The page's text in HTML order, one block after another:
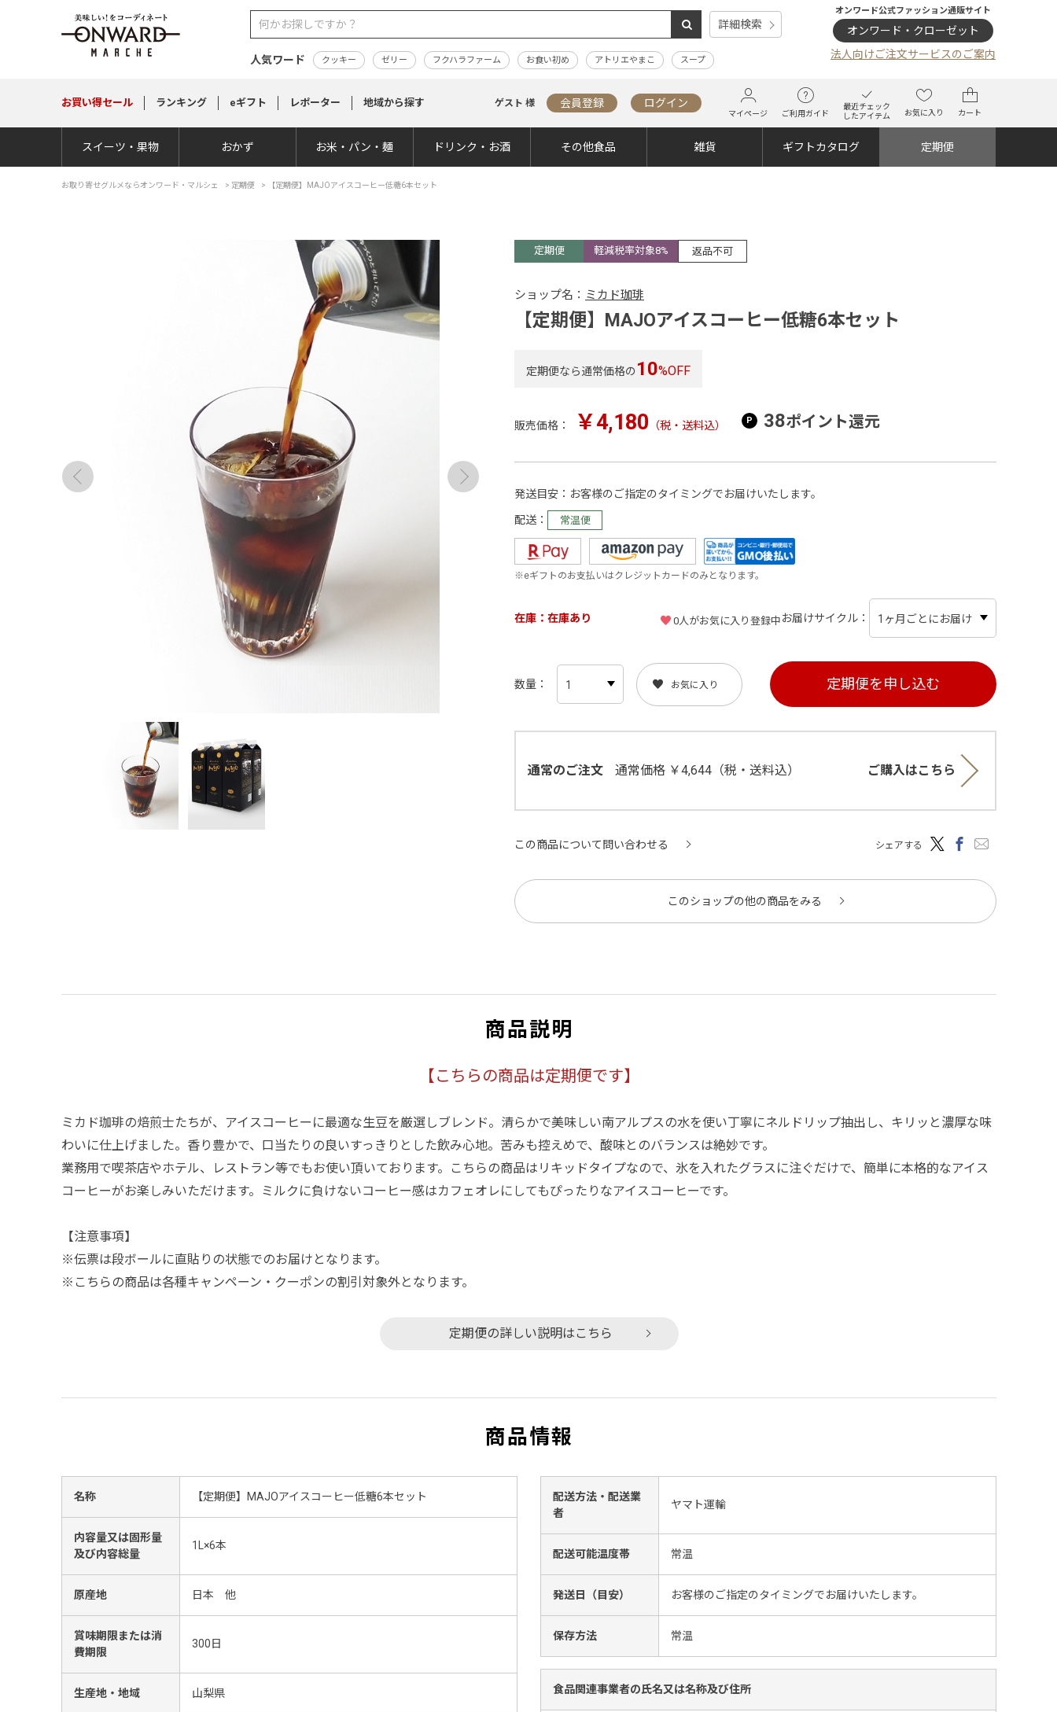
詳細検索
人気ワード クッキー ゼリー フクハラファーム お食い初め アトリエやまこ スープ
オンワード公式ファッション通販サイト
オンワード・クローゼット
法人向けご注文サービスのご案内
お買い得セール ランキング eギフト レポーター 地域から探す ゲスト 様 会員登録 ログイン
マイページ ご利用ガイド
最近チェック
したアイテム
お気に入り カート
スイーツ・果物 おかず お米・パン・麺 ドリンク・お酒 その他食品 雑貨 ギフトカタログ 定期便
お取り寄せグルメならオンワード・マルシェ > 定期便 > 【定期便】MAJOアイスコーヒー低糖6本セット
定期便 軽減税率対象8% 返品不可
ショップ名： ミカド珈琲
【定期便】MAJOアイスコーヒー低糖6本セット
定期便なら通常価格の 10%OFF
販売価格： ￥4,180 （税・送料込） 38ポイント還元
発送目安 お客様のご指定のタイミングでお届けいたします。
配送 常温便
※eギフトのお支払いはクレジットカードのみとなります。
在庫 在庫あり 0人がお気に入り登録中 お届けサイクル
数量 お気に入り
通常のご注文 通常価格 ￥4,644（税・送料込） ご購入はこちら
この商品について問い合わせる シェアする
このショップの他の商品をみる
商品説明
【こちらの商品は定期便です】
ミカド珈琲の焙煎士たちが、アイスコーヒーに最適な生豆を厳選しブレンド。清らかで美味しい南アルプスの水を使い丁寧にネルドリップ抽出し、キリッと濃厚な味
わいに仕上げました。香り豊かで、口当たりの良いすっきりとした飲み心地。苦みも控えめで、酸味とのバランスは絶妙です。
業務用で喫茶店やホテル、レストラン等でもお使い頂いております。こちらの商品はリキッドタイプなので、氷を入れたグラスに注ぐだけで、簡単に本格的なアイス
コーヒーがお楽しみいただけます。ミルクに負けないコーヒー感はカフェオレにしてもぴったりなアイスコーヒーです。
【注意事項】
※伝票は段ボールに直貼りの状態でのお届けとなります。
※こちらの商品は各種キャンペーン・クーポンの割引対象外となります。
定期便の詳しい説明はこちら
商品情報
名称 【定期便】MAJOアイスコーヒー低糖6本セット
内容量又は固形量
及び内容総量
1L×6本
原産地 日本 他
賞味期限または消
費期限
300日
生産地・地域 山梨県
配送方法・配送業
者
ヤマト運輸
配送可能温度帯 常温
発送日（目安） お客様のご指定のタイミングでお届けいたします。
保存方法 常温
食品関連事業者の氏名又は名称及び住所